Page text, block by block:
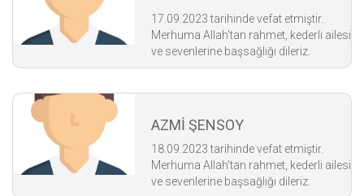
17.09.2023 tarihinde vefat etmiştir.
Merhuma Allah'tan rahmet, kederli ailesi
ve sevenlerine başsağlığı dileriz.
AZMİ ŞENSOY
18.09.2023 tarihinde vefat etmiştir.
Merhuma Allah'tan rahmet, kederli ailesi
ve sevenlerine başsağlığı dileriz.